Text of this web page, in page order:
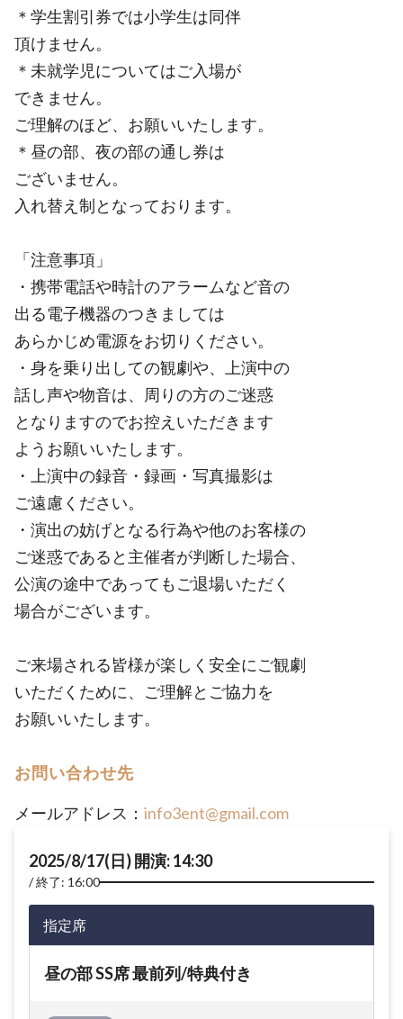
＊学生割引券では小学生は同伴
頂けません。
＊未就学児についてはご入場が
できません。
ご理解のほど、お願いいたします。
＊昼の部、夜の部の通し券は
ございません。
入れ替え制となっております。
「注意事項」
・携帯電話や時計のアラームなど音の
出る電子機器のつきましては
あらかじめ電源をお切りください。
・身を乗り出しての観劇や、上演中の
話し声や物音は、周りの方のご迷惑
となりますのでお控えいただきます
ようお願いいたします。
・上演中の録音・録画・写真撮影は
ご遠慮ください。
・演出の妨げとなる行為や他のお客様の
ご迷惑であると主催者が判断した場合、
公演の途中であってもご退場いただく
場合がございます。
ご来場される皆様が楽しく安全にご観劇
いただくために、ご理解とご協力を
お願いいたします。
お問い合わせ先
メールアドレス： info3ent@gmail.com
2025/8/17(日) 開演: 14:30
終了: 16:00
指定席
昼の部 SS席 最前列/特典付き